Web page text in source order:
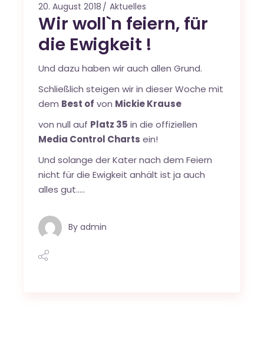
20. August 2018 Aktuelles
Wir woll`n feiern, für
die Ewigkeit !
Und dazu haben wir auch allen Grund.
Schließlich steigen wir in dieser Woche mit
dem Best of von Mickie Krause
von null auf Platz 35 in die offiziellen
Media Control Charts ein!
Und solange der Kater nach dem Feiern
nicht für die Ewigkeit anhält ist ja auch
alles gut…..
By admin